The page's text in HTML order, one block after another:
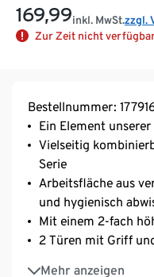
169,99inkl. MwSt.zzgl.
Zur Zeit nicht
Bestellnummer:
Ein Element
Vielseitig
Serie
Arbeitsfläche aus
und hygienisch
Mit einem 2-fach
2 Türen mit Griff
Mehr anzeigen
Höhenverstellbare